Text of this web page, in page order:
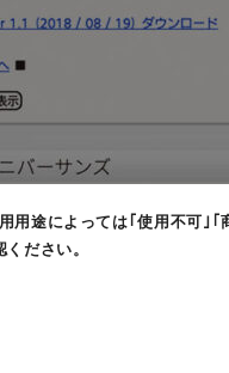
用途によっては｢使用不可｣｢
ださい。